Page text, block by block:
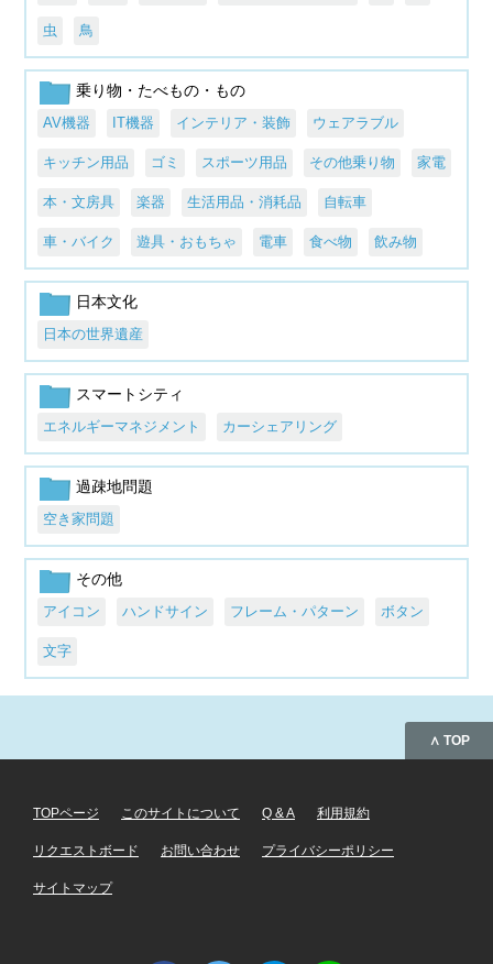
虫 鳥
乗り物・たべもの・もの
AV機器 IT機器 インテリア・装飾 ウェアラブル
キッチン用品 ゴミ スポーツ用品 その他乗り物 家電
本・文房具 楽器 生活用品・消耗品 自転車
車・バイク 遊具・おもちゃ 電車 食べ物 飲み物
日本文化
日本の世界遺産
スマートシティ
エネルギーマネジメント カーシェアリング
過疎地問題
空き家問題
その他
アイコン ハンドサイン フレーム・パターン ボタン
文字
∧ TOP
TOPページ このサイトについて Q & A 利用規約
リクエストボード お問い合わせ プライバシーポリシー
サイトマップ